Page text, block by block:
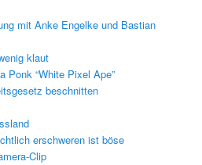
mit Anke Engelke und Bastian
klaut
Ponk “White Pixel Ape”
beschnitten
erschweren ist böse
Clip